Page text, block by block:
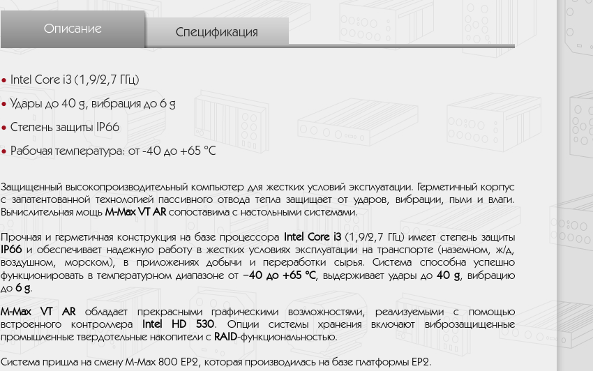
Описание Спецификация
Intel Core i3 (1,9/2,7 ГГц)
Удары до 40 g, вибрация до 6 g
Степень защиты IP66
Рабочая температура: от -40 до +65 °C
Защищенный высокопроизводительный компьютер для жестких условий эксплуатации. Герметичный корпус
с запатентованной технологией пассивного отвода тепла защищает от ударов, вибрации, пыли и влаги.
Вычислительная мощь M-Max VT ARсопоставима с настольными системами.
Прочная и герметичная конструкция на базе процессора Intel Core i3(1,9/2,7 ГГц) имеет степень защиты
IP66и обеспечивает надежную работу в жестких условиях эксплуатации на транспорте (наземном, ж/д,
воздушном, морском), в приложениях добычи и переработки сырья. Система способна успешно
функционировать в температурном диапазоне от −40 до +65 °C, выдерживает удары до40 g, вибрацию
до 6 g.
M-Max VT ARобладает прекрасными графическими возможностями, реализуемыми с помощью
встроенного контроллера
Intel HD 530. Опции системы хранения включают виброзащищенные
промышленные твердотельные накопители с RAID-функциональностью.
Система пришла на смену M-Max 800 EP2, которая производилась на базе платформы EP2.